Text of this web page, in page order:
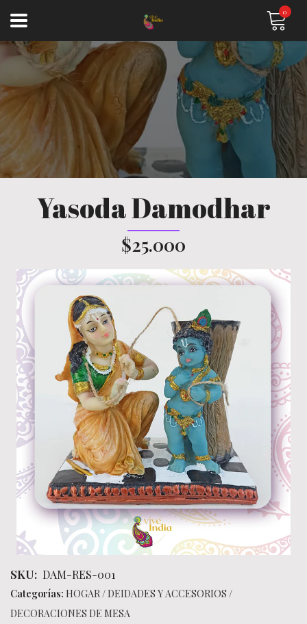
0
Yasoda Damodhar
$25.000
SKU: DAM-RES-001
Categorías: HOGAR/DEIDADES Y ACCESORIOS /
DECORACIONES DE MESA